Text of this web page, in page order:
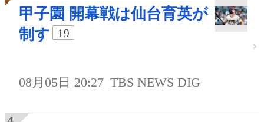
甲子園 開幕戦は仙台育英が
制す
19
08月05日 20:27 TBS NEWS DIG